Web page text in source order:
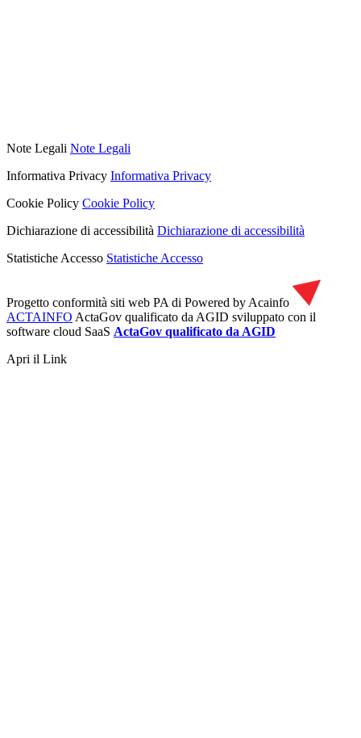
Note Legali Note Legali
Informativa Privacy Informativa Privacy
Cookie Policy Cookie Policy
Dichiarazione di accessibilità Dichiarazione di accessibilità
Statistiche Accesso Statistiche Accesso
Progetto conformità siti web PA di Powered by Acainfo
ACTAINFO ActaGov qualificato da AGID sviluppato con il
software cloud SaaS ActaGov qualificato da AGID
Apri il Link